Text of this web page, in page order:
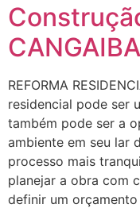
CANGAIBA
REFORMA
residencial pode ser
também pode ser a
ambiente em seu lar
processo mais
planejar a obra com
definir um